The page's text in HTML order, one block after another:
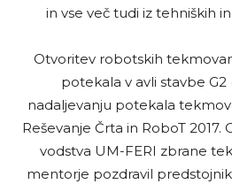
in vse več tudi iz tehniških
Otvoritev robotskih
potekala v avli stavbe G2
nadaljevanju potekala
Reševanje Črta in RoboT
vodstva UM-FERI zbrane
mentorje pozdravil